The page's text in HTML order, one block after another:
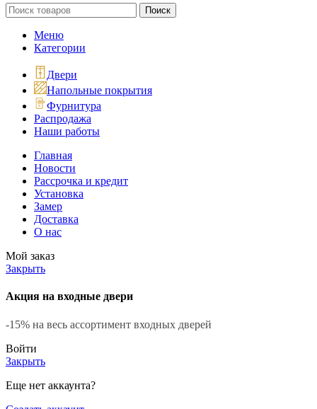
Поиск
Меню
Категории
Двери
Напольные покрытия
Фурнитура
Распродажа
Наши работы
Главная
Новости
Рассрочка и кредит
Установка
Замер
Доставка
О нас
Мой заказ
Закрыть
Акция на входные двери
-15% на весь ассортимент входных дверей
Войти
Закрыть
Еще нет аккаунта?